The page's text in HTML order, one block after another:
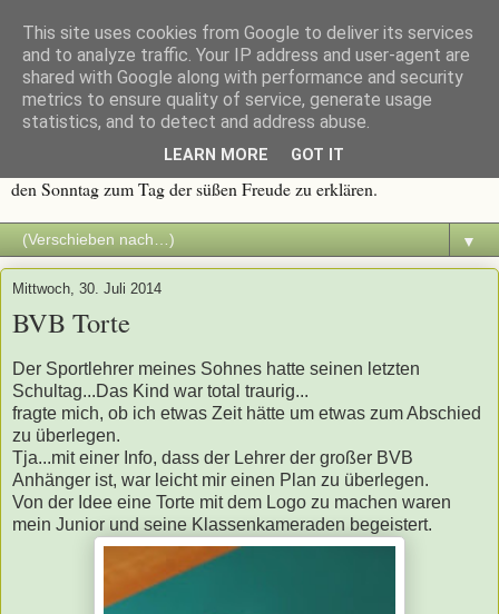
Immer wieder Sonntags
Traditionen werden groß geschrieben, und eine davon ist die
was süß ist, macht Spaß. Deshalb dachte ich mir, es wäre an der Zeit
den Sonntag zum Tag der süßen Freude zu erklären.
▼
Mittwoch, 30. Juli 2014
BVB Torte
Der Sportlehrer meines Sohnes hatte seinen letzten
Schultag...Das Kind war total traurig...
fragte mich, ob ich etwas Zeit hätte um etwas zum Abschied
zu überlegen.
Tja...mit einer Info, dass der Lehrer der großer BVB
Anhänger ist, war leicht mir einen Plan zu überlegen.
Von der Idee eine Torte mit dem Logo zu machen waren
mein Junior und seine Klassenkameraden begeistert.
This site uses cookies from Google to deliver its services
and to analyze traffic. Your IP address and user-agent are
shared with Google along with performance and security
metrics to ensure quality of service, generate usage
statistics, and to detect and address abuse.
LEARN MORE GOT IT